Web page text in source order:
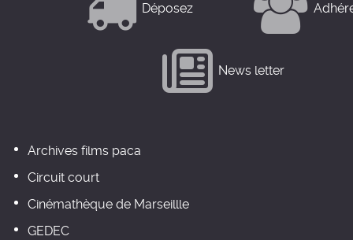
Déposez
News letter
Archives films paca
Circuit court
Cinémathèque de Marseillle
GEDEC